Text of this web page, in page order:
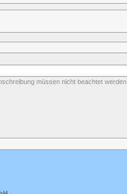
müssen nicht beachtet werden.